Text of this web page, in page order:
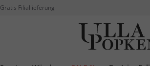
Gratis Filiallieferung